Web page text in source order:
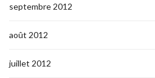
septembre 2012
août 2012
juillet 2012